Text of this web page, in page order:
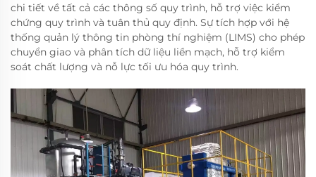
chi tiết về tất cả các thông số quy trình, hỗ trợ việc kiểm
chứng quy trình và tuân thủ quy định. Sự tích hợp với hệ
thống quản lý thông tin phòng thí nghiệm (LIMS) cho phép
chuyển giao và phân tích dữ liệu liền mạch, hỗ trợ kiểm
soát chất lượng và nỗ lực tối ưu hóa quy trình.